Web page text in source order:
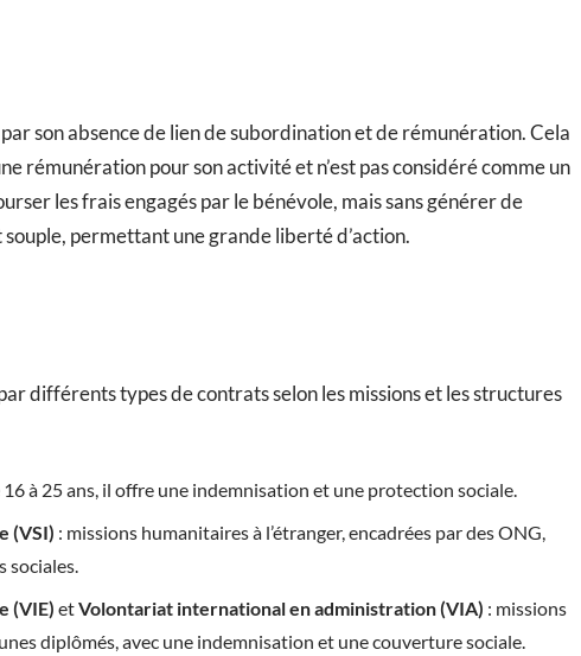
son absence de lien de subordination et de rémunération. Cela
rémunération pour son activité et n’est pas considéré comme un
les frais engagés par le bénévole, mais sans générer de
permettant une grande liberté d’action.
différents types de contrats selon les missions et les structures
à 25 ans, il offre une indemnisation et une protection sociale.
(VSI) : missions humanitaires à l’étranger, encadrées par des ONG,
sociales.
(VIE) etVolontariat international en administration (VIA) : missions
diplômés, avec une indemnisation et une couverture sociale.